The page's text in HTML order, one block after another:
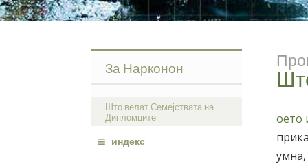
оето
За Нарконон
Што велат Семејствата на
Дипломците
≡ индекс